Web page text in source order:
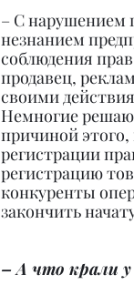
– С нарушением
незнанием
соблюдения
продавец,
своими
Немногие
причиной
регистрации
регистрацию
конкуренты
закончить
– А что крали